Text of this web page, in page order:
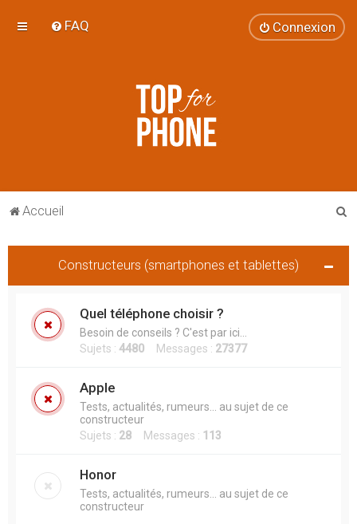
FAQ Connexion
Accueil
Constructeurs (smartphones et tablettes)
Quel téléphone choisir ?
Besoin de conseils ? C'est par ici...
Sujets : 4480 Messages : 27377
Apple
Tests, actualités, rumeurs... au sujet de ce
constructeur
Sujets : 28 Messages : 113
Honor
Tests, actualités, rumeurs... au sujet de ce
constructeur